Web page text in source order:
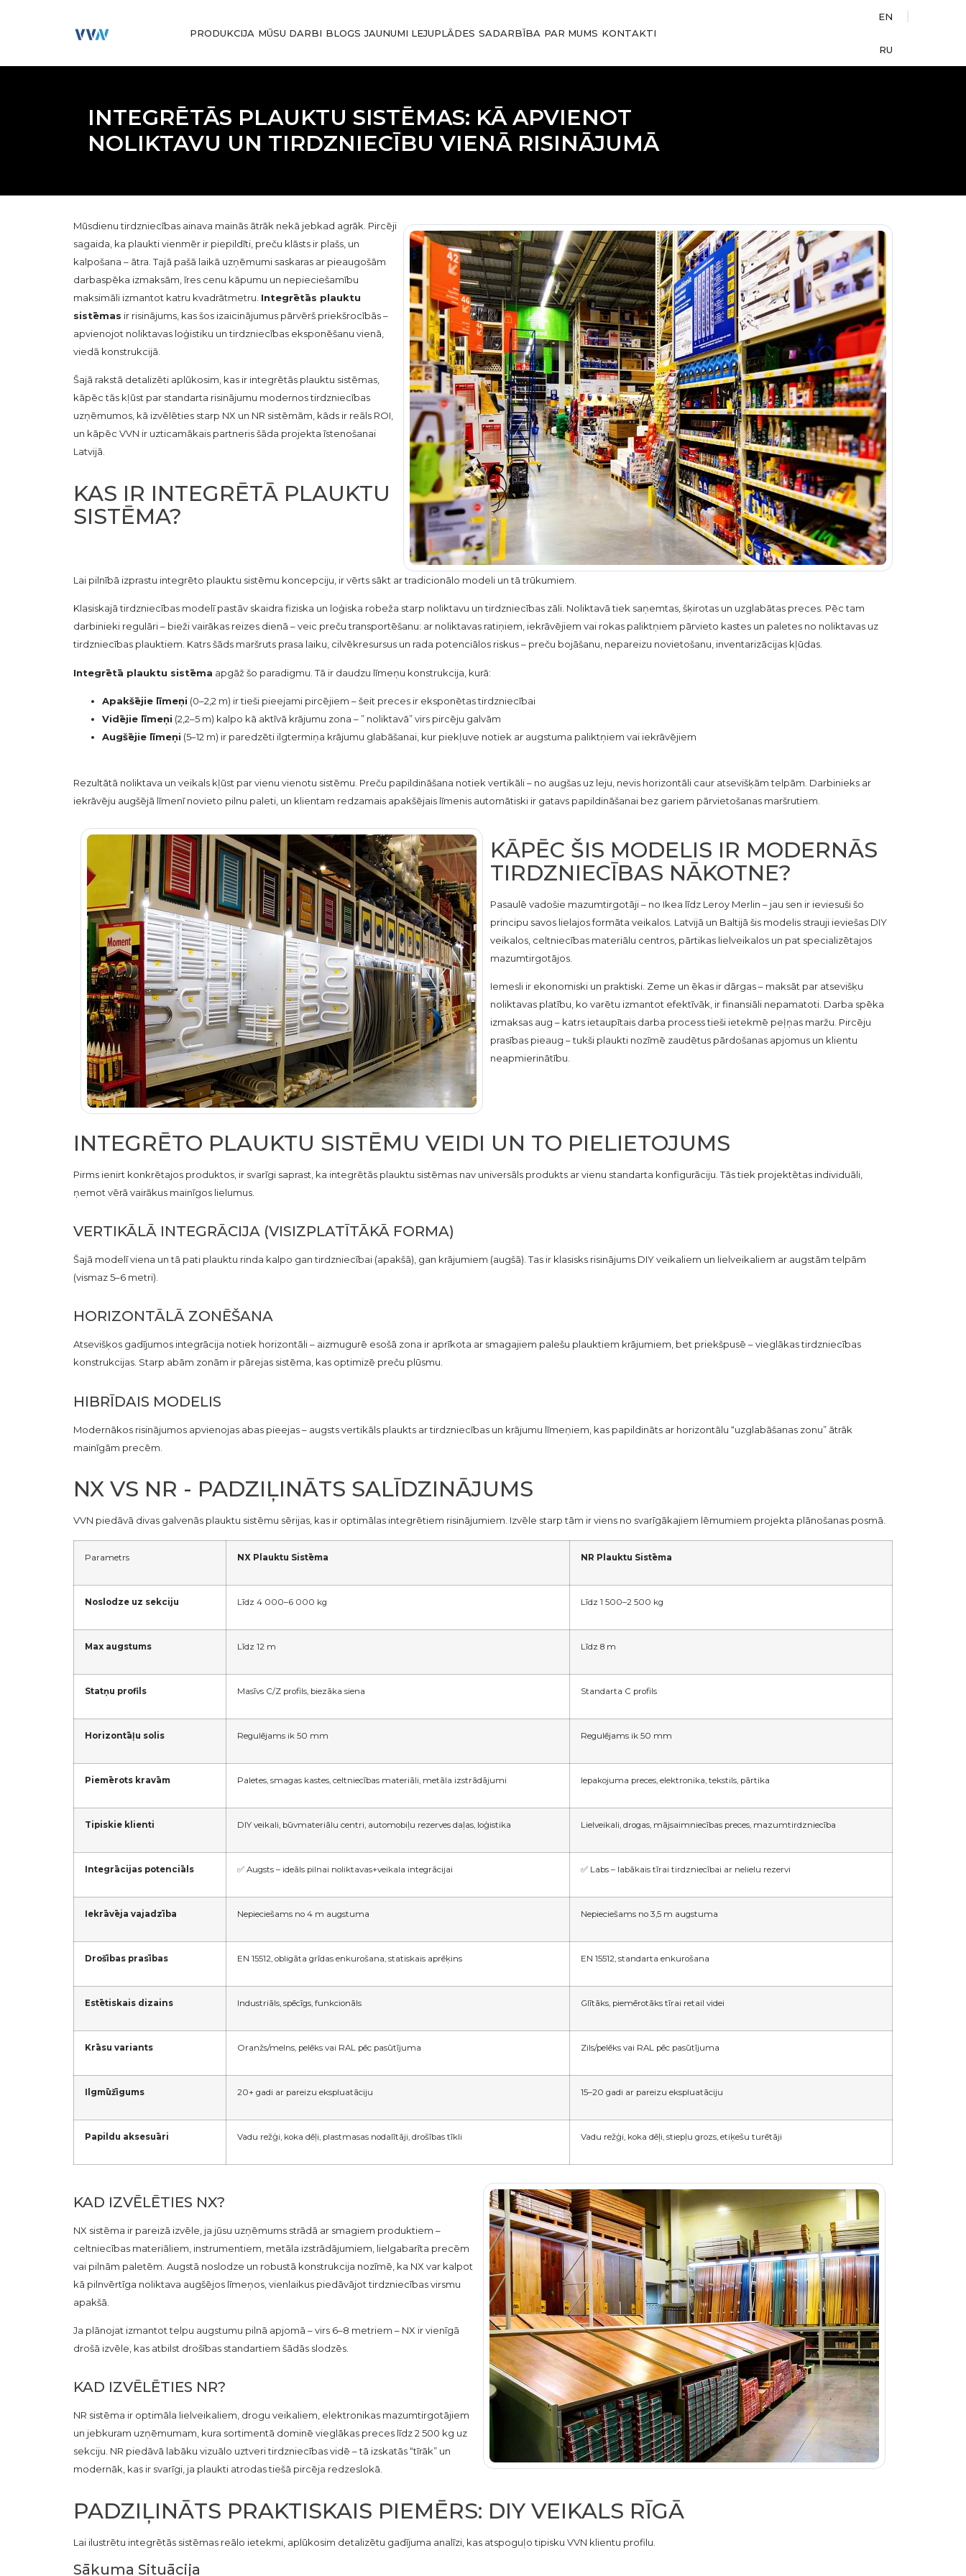
PRODUKCIJA MŪSU DARBI BLOGS JAUNUMI LEJUPLĀDES SADARBĪBA PAR MUMS KONTAKTI
EN
RU
INTEGRĒTĀS PLAUKTU SISTĒMAS: KĀ APVIENOT
NOLIKTAVU UN TIRDZNIECĪBU VIENĀ RISINĀJUMĀ
Mūsdienu tirdzniecības ainava mainās ātrāk nekā jebkad agrāk. Pircēji
sagaida, ka plaukti vienmēr ir piepildīti, preču klāsts ir plašs, un
kalpošana – ātra. Tajā pašā laikā uzņēmumi saskaras ar pieaugošām
darbaspēka izmaksām, īres cenu kāpumu un nepieciešamību
maksimāli izmantot katru kvadrātmetru. Integrētās plauktu
sistēmas ir risinājums, kas šos izaicinājumus pārvērš priekšrocībās –
apvienojot noliktavas loģistiku un tirdzniecības eksponēšanu vienā,
viedā konstrukcijā.
Šajā rakstā detalizēti aplūkosim, kas ir integrētās plauktu sistēmas,
kāpēc tās kļūst par standarta risinājumu modernos tirdzniecības
uzņēmumos, kā izvēlēties starp NX un NR sistēmām, kāds ir reāls ROI,
un kāpēc VVN ir uzticamākais partneris šāda projekta īstenošanai
Latvijā.
KAS IR INTEGRĒTĀ PLAUKTU
SISTĒMA?
Lai pilnībā izprastu integrēto plauktu sistēmu koncepciju, ir vērts sākt ar tradicionālo modeli un tā trūkumiem.
Klasiskajā tirdzniecības modelī pastāv skaidra fiziska un loģiska robeža starp noliktavu un tirdzniecības zāli. Noliktavā tiek saņemtas, šķirotas un uzglabātas preces. Pēc tam
darbinieki regulāri – bieži vairākas reizes dienā – veic preču transportēšanu: ar noliktavas ratiņiem, iekrāvējiem vai rokas paliktņiem pārvieto kastes un paletes no noliktavas uz
tirdzniecības plauktiem. Katrs šāds maršruts prasa laiku, cilvēkresursus un rada potenciālos riskus – preču bojāšanu, nepareizu novietošanu, inventarizācijas kļūdas.
Integrētā plauktu sistēma apgāž šo paradigmu. Tā ir daudzu līmeņu konstrukcija, kurā:
Apakšējie līmeņi (0–2,2 m) ir tieši pieejami pircējiem – šeit preces ir eksponētas tirdzniecībai
Vidējie līmeņi (2,2–5 m) kalpo kā aktīvā krājumu zona – ” noliktavā” virs pircēju galvām
Augšējie līmeņi (5–12 m) ir paredzēti ilgtermiņa krājumu glabāšanai, kur piekļuve notiek ar augstuma paliktņiem vai iekrāvējiem
Rezultātā noliktava un veikals kļūst par vienu vienotu sistēmu. Preču papildināšana notiek vertikāli – no augšas uz leju, nevis horizontāli caur atsevišķām telpām. Darbinieks ar
iekrāvēju augšējā līmenī novieto pilnu paleti, un klientam redzamais apakšējais līmenis automātiski ir gatavs papildināšanai bez gariem pārvietošanas maršrutiem.
KĀPĒC ŠIS MODELIS IR MODERNĀS
TIRDZNIECĪBAS NĀKOTNE?
Pasaulē vadošie mazumtirgotāji – no Ikea līdz Leroy Merlin – jau sen ir ieviesuši šo
principu savos lielajos formāta veikalos. Latvijā un Baltijā šis modelis strauji ieviešas DIY
veikalos, celtniecības materiālu centros, pārtikas lielveikalos un pat specializētajos
mazumtirgotājos.
Iemesli ir ekonomiski un praktiski. Zeme un ēkas ir dārgas – maksāt par atsevišķu
noliktavas platību, ko varētu izmantot efektīvāk, ir finansiāli nepamatoti. Darba spēka
izmaksas aug – katrs ietaupītais darba process tieši ietekmē peļņas maržu. Pircēju
prasības pieaug – tukši plaukti nozīmē zaudētus pārdošanas apjomus un klientu
neapmierinātību.
INTEGRĒTO PLAUKTU SISTĒMU VEIDI UN TO PIELIETOJUMS
Pirms ienirt konkrētajos produktos, ir svarīgi saprast, ka integrētās plauktu sistēmas nav universāls produkts ar vienu standarta konfigurāciju. Tās tiek projektētas individuāli,
ņemot vērā vairākus mainīgos lielumus.
VERTIKĀLĀ INTEGRĀCIJA (VISIZPLATĪTĀKĀ FORMA)
Šajā modelī viena un tā pati plauktu rinda kalpo gan tirdzniecībai (apakšā), gan krājumiem (augšā). Tas ir klasisks risinājums DIY veikaliem un lielveikaliem ar augstām telpām
(vismaz 5–6 metri).
HORIZONTĀLĀ ZONĒŠANA
Atsevišķos gadījumos integrācija notiek horizontāli – aizmugurē esošā zona ir aprīkota ar smagajiem palešu plauktiem krājumiem, bet priekšpusē – vieglākas tirdzniecības
konstrukcijas. Starp abām zonām ir pārejas sistēma, kas optimizē preču plūsmu.
HIBRĪDAIS MODELIS
Modernākos risinājumos apvienojas abas pieejas – augsts vertikāls plaukts ar tirdzniecības un krājumu līmeņiem, kas papildināts ar horizontālu “uzglabāšanas zonu” ātrāk
mainīgām precēm.
NX VS NR - PADZIĻINĀTS SALĪDZINĀJUMS
VVN piedāvā divas galvenās plauktu sistēmu sērijas, kas ir optimālas integrētiem risinājumiem. Izvēle starp tām ir viens no svarīgākajiem lēmumiem projekta plānošanas posmā.
Parametrs NX Plauktu Sistēma NR Plauktu Sistēma
Noslodze uz sekciju Līdz 4 000–6 000 kg Līdz 1 500–2 500 kg
Max augstums Līdz 12 m Līdz 8 m
Statņu profils Masīvs C/Z profils, biezāka siena Standarta C profils
Horizontāļu solis Regulējams ik 50 mm Regulējams ik 50 mm
Piemērots kravām Paletes, smagas kastes, celtniecības materiāli, metāla izstrādājumi Iepakojuma preces, elektronika, tekstils, pārtika
Tipiskie klienti DIY veikali, būvmateriālu centri, automobiļu rezerves daļas, loģistika Lielveikali, drogas, mājsaimniecības preces, mazumtirdzniecība
Integrācijas potenciāls ✅ Augsts – ideāls pilnai noliktavas+veikala integrācijai ✅ Labs – labākais tīrai tirdzniecībai ar nelielu rezervi
Iekrāvēja vajadzība Nepieciešams no 4 m augstuma Nepieciešams no 3,5 m augstuma
Drošības prasības EN 15512, obligāta grīdas enkurošana, statiskais aprēķins EN 15512, standarta enkurošana
Estētiskais dizains Industriāls, spēcīgs, funkcionāls Glītāks, piemērotāks tīrai retail videi
Krāsu variants Oranžs/melns, pelēks vai RAL pēc pasūtījuma Zils/pelēks vai RAL pēc pasūtījuma
Ilgmūžīgums 20+ gadi ar pareizu ekspluatāciju 15–20 gadi ar pareizu ekspluatāciju
Papildu aksesuāri Vadu režģi, koka dēļi, plastmasas nodalītāji, drošības tīkli Vadu režģi, koka dēļi, stiepļu grozs, etiķešu turētāji
KAD IZVĒLĒTIES NX?
NX sistēma ir pareizā izvēle, ja jūsu uzņēmums strādā ar smagiem produktiem –
celtniecības materiāliem, instrumentiem, metāla izstrādājumiem, lielgabarīta precēm
vai pilnām paletēm. Augstā noslodze un robustā konstrukcija nozīmē, ka NX var kalpot
kā pilnvērtīga noliktava augšējos līmeņos, vienlaikus piedāvājot tirdzniecības virsmu
apakšā.
Ja plānojat izmantot telpu augstumu pilnā apjomā – virs 6–8 metriem – NX ir vienīgā
drošā izvēle, kas atbilst drošības standartiem šādās slodzēs.
KAD IZVĒLĒTIES NR?
NR sistēma ir optimāla lielveikaliem, drogu veikaliem, elektronikas mazumtirgotājiem
un jebkuram uzņēmumam, kura sortimentā dominē vieglākas preces līdz 2 500 kg uz
sekciju. NR piedāvā labāku vizuālo uztveri tirdzniecības vidē – tā izskatās “tīrāk” un
modernāk, kas ir svarīgi, ja plaukti atrodas tiešā pircēja redzeslokā.
PADZIĻINĀTS PRAKTISKAIS PIEMĒRS: DIY VEIKALS RĪGĀ
Lai ilustrētu integrētās sistēmas reālo ietekmi, aplūkosim detalizētu gadījuma analīzi, kas atspoguļo tipisku VVN klientu profilu.
Sākuma Situācija